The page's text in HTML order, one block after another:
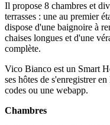
Il propose 8 chambres et
terrasses : une au premier
dispose d'une baignoire à
chaises longues et d'une
complète.
Vico Bianco est un Smart
ses hôtes de s'enregistrer
codes ou une webapp.
Chambres